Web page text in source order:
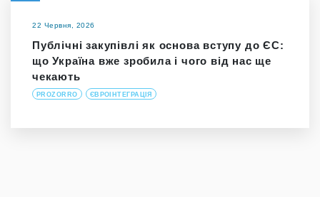
22 Червня, 2026
Публічні закупівлі як основа вступу до ЄС:
що Україна вже зробила і чого від нас ще
чекають
PROZORRO ЄВРОІНТЕГРАЦІЯ